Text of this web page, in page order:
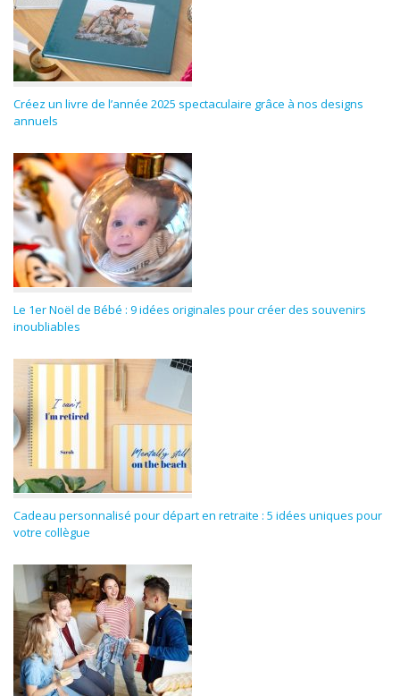
Créez un livre de l’année 2025 spectaculaire grâce à nos designs
annuels
Le 1er Noël de Bébé : 9 idées originales pour créer des souvenirs
inoubliables
Cadeau personnalisé pour départ en retraite : 5 idées uniques pour
votre collègue